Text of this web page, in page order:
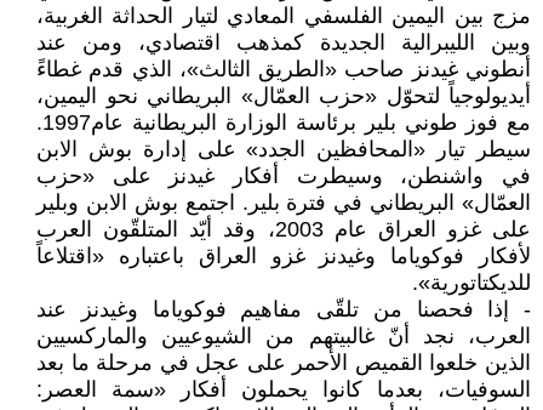
مزج بين اليمين الفلسفي المعادي لتيار الحداثة الغربية،
وبين الليبرالية الجديدة كمذهب اقتصادي، ومن عند
أنطوني غيدنز صاحب «الطريق الثالث»، الذي قدم غطاءً
أيديولوجياً لتحوّل «حزب العمّال» البريطاني نحو اليمين،
مع فوز طوني بلير برئاسة الوزارة البريطانية عام1997.
سيطر تيار «المحافظين الجدد» على إدارة بوش الابن
في واشنطن، وسيطرت أفكار غيدنز على «حزب
العمّال» البريطاني في فترة بلير. اجتمع بوش الابن وبلير
على غزو العراق عام 2003، وقد أيّد المتلقّون العرب
لأفكار فوكوياما وغيدنز غزو العراق باعتباره «اقتلاعاً
للديكتاتورية».
- إذا فحصنا من تلقّى مفاهيم فوكوياما وغيدنز عند
العرب، نجد أنّ غالبيتهم من الشيوعيين والماركسيين
الذين خلعوا القميص الأحمر على عجل في مرحلة ما بعد
السوفيات، بعدما كانوا يحملون أفكار «سمة العصر: